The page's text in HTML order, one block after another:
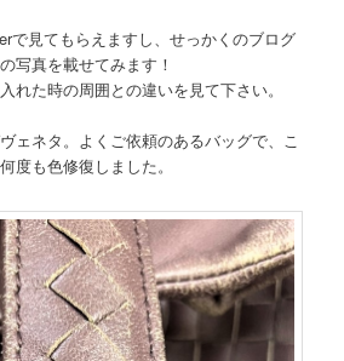
で見てもらえますし、せっかくのブログ
写真を載せてみます！
れた時の周囲との違いを見て下さい。
ェネタ。よくご依頼のあるバッグで、こ
度も色修復しました。